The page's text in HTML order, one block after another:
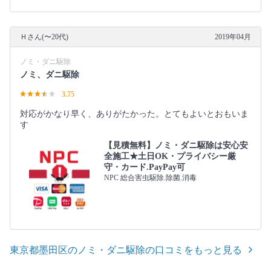
Ｈさん(〜20代) 2019年04月
ノミ・ダニ駆除
ノミ、ダニ駆除
3.75
対応がかなり早く、ありがたかった。とてもよいとおもいま
す
【見積無料】ノミ・ダニ駆除は安心安
全施工★土日OK・プライバシー厳
守・カード.PayPay可
NPC 総合害虫駆除.除菌.消毒
東京都墨田区のノミ・ダニ駆除の口コミをもっと見る